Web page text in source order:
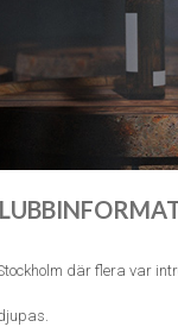
där flera var